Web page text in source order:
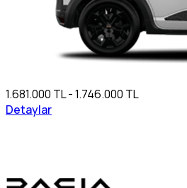
1.681.000 TL - 1.746.000 TL
Detaylar